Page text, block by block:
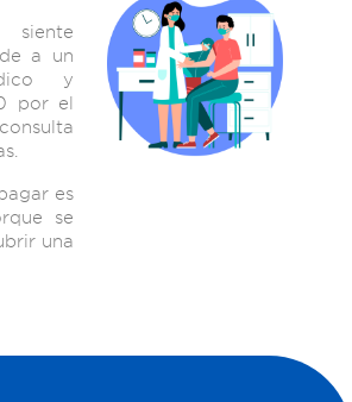
a un
y
por el
es
se
una